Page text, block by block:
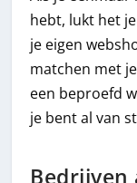
hebt, lukt het
je eigen
matchen met
een beproefd
je bent al van
Bedrijven